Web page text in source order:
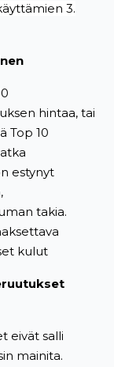
3.
hintaa, tai
Top 10
estynyt
takia.
kulut
eivät salli
mainita.